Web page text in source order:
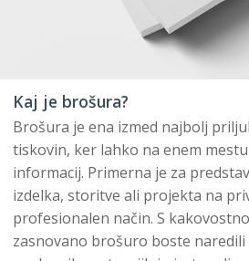
Kaj je brošura?
Brošura je ena izmed najbolj
tiskovin, ker lahko na enem
informacij. Primerna je za
izdelka, storitve ali projekta na
profesionalen način. S
zasnovano brošuro boste